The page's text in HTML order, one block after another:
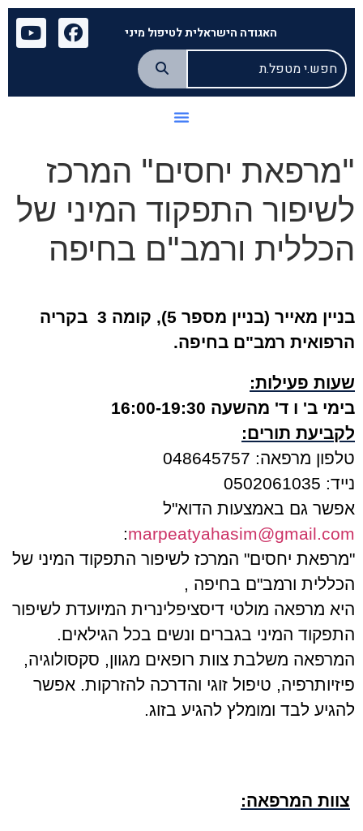
האגודה הישראלית לטיפול מיני
"מרפאת יחסים" המרכז
לשיפור התפקוד המיני של
הכללית ורמב"ם בחיפה
בניין מאייר (בניין מספר 5), קומה 3 בקריה
הרפואית רמב"ם בחיפה.
שעות פעילות:
בימי ב' ו ד' מהשעה 16:00-19:30
לקביעת תורים:
טלפון מרפאה: 048645757
נייד: 0502061035
אפשר גם באמצעות הדוא"ל
marpeatyahasim@gmail.com
:
"מרפאת יחסים" המרכז לשיפור התפקוד המיני של
הכללית ורמב"ם בחיפה ,
היא מרפאה מולטי דיסציפלינרית המיועדת לשיפור
התפקוד המיני בגברים ונשים בכל הגילאים.
המרפאה משלבת צוות רופאים מגוון, סקסולוגיה,
פיזיותרפיה, טיפול זוגי והדרכה להזרקות. אפשר
להגיע לבד ומומלץ להגיע בזוג.
צוות המרפאה: